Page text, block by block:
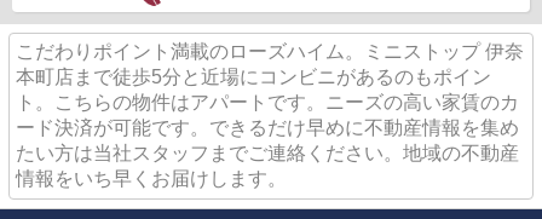
こだわりポイント満載のローズハイム。ミニストップ 伊奈
本町店まで徒歩5分と近場にコンビニがあるのもポイン
ト。こちらの物件はアパートです。ニーズの高い家賃のカ
ード決済が可能です。できるだけ早めに不動産情報を集め
たい方は当社スタッフまでご連絡ください。地域の不動産
情報をいち早くお届けします。